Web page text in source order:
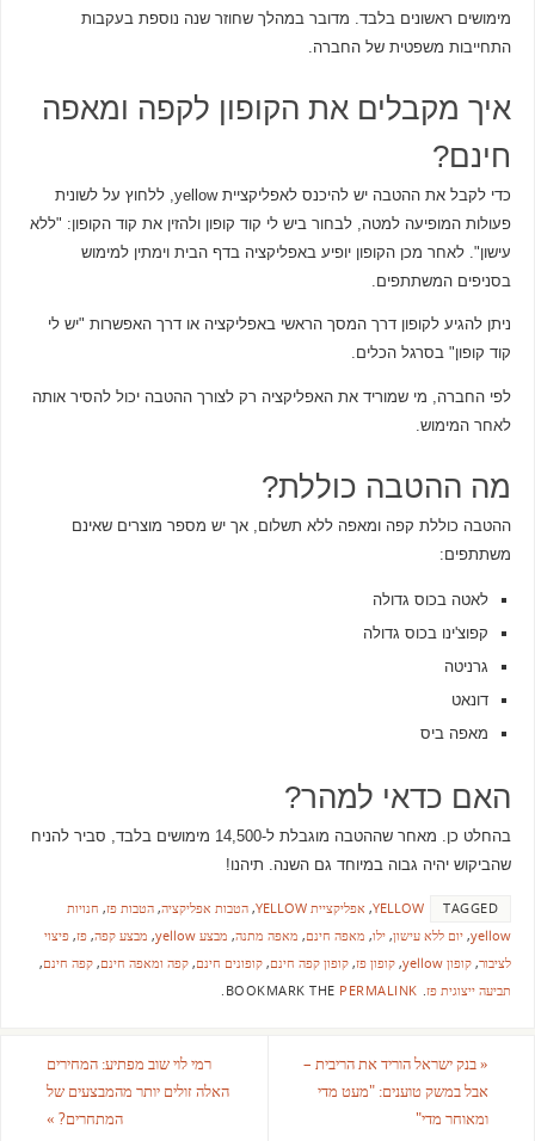
מימושים ראשונים בלבד. מדובר במהלך שחוזר שנה נוספת בעקבות
התחייבות משפטית של החברה.
איך מקבלים את הקופון לקפה ומאפה
חינם?
כדי לקבל את ההטבה יש להיכנס לאפליקציית yellow, ללחוץ על לשונית
פעולות המופיעה למטה, לבחור ביש לי קוד קופון ולהזין את קוד הקופון: "ללא
עישון". לאחר מכן הקופון יופיע באפליקציה בדף הבית וימתין למימוש
בסניפים המשתתפים.
ניתן להגיע לקופון דרך המסך הראשי באפליקציה או דרך האפשרות "יש לי
קוד קופון" בסרגל הכלים.
לפי החברה, מי שמוריד את האפליקציה רק לצורך ההטבה יכול להסיר אותה
לאחר המימוש.
מה ההטבה כוללת?
ההטבה כוללת קפה ומאפה ללא תשלום, אך יש מספר מוצרים שאינם
משתתפים:
לאטה בכוס גדולה
קפוצ'ינו בכוס גדולה
גרניטה
דונאט
מאפה ביס
האם כדאי למהר?
בהחלט כן. מאחר שההטבה מוגבלת ל-14,500 מימושים בלבד, סביר להניח
שהביקוש יהיה גבוה במיוחד גם השנה. תיהנו!
TAGGED
YELLOW
, אפליקציית YELLOW , הטבות אפליקציה, הטבות פז, חנויות
yellow
, יום ללא עישון, ילו, מאפה חינם, מאפה מתנה, מבצע yellow , מבצע קפה, פז, פיצוי
לציבור, קופון yellow , קופון פז, קופון קפה חינם, קופונים חינם, קפה ומאפה חינם, קפה חינם,
תביעה ייצוגית פז.
PERMALINK
.
«בנק ישראל הוריד את הריבית –
אבל במשק טוענים: "מעט מדי
ומאוחר מדי"
רמי לוי שוב מפתיע: המחירים
האלה זולים יותר מהמבצעים של
המתחרים? »